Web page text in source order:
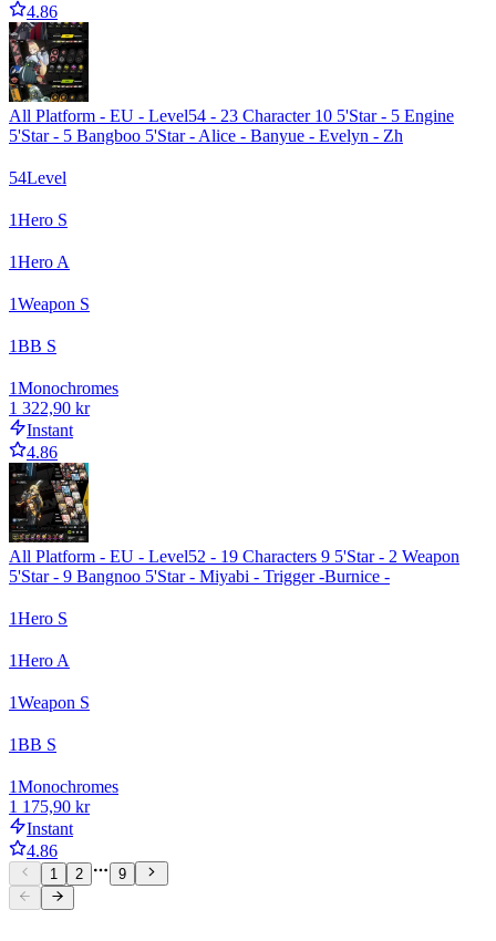
4.86
All Platform - EU - Level54 - 23 Character 10 5'Star - 5 Engine
5'Star - 5 Bangboo 5'Star - Alice - Banyue - Evelyn - Zh
54Level
1Hero S
1Hero A
1Weapon S
1BB S
1Monochromes
1 322,90 kr
Instant
4.86
All Platform - EU - Level52 - 19 Characters 9 5'Star - 2 Weapon
5'Star - 9 Bangnoo 5'Star - Miyabi - Trigger -Burnice -
1Hero S
1Hero A
1Weapon S
1BB S
1Monochromes
1 175,90 kr
Instant
4.86
1 2 9